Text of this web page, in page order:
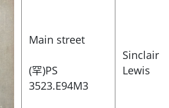
Main street
(罕)PS
3523.E94M3
Sinclair
Lewis